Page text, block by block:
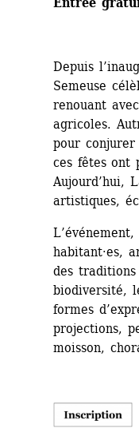
Depuis
Semeuse
renouant
agricoles.
pour
ces fêtes ont
Aujourd’hui,
artistiques,
habitant·es,
des
biodiversité,
formes
projections,
moisson,